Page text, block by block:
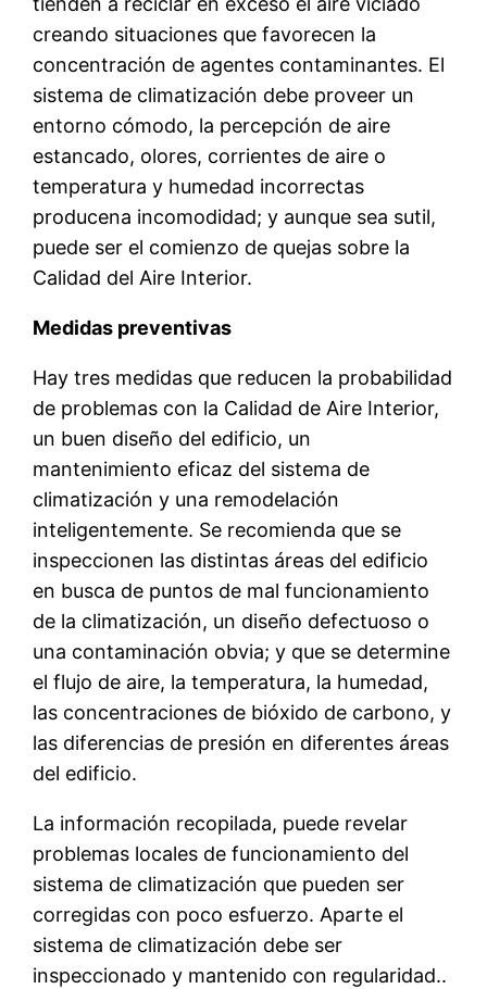
creando situaciones que favorecen la
concentración de agentes contaminantes. El
sistema de climatización debe proveer un
entorno cómodo, la percepción de aire
estancado, olores, corrientes de aire o
temperatura y humedad incorrectas
producena incomodidad; y aunque sea sutil,
puede ser el comienzo de quejas sobre la
Calidad del Aire Interior.
Medidas preventivas
Hay tres medidas que reducen la probabilidad
de problemas con la Calidad de Aire Interior,
un buen diseño del edificio, un
mantenimiento eficaz del sistema de
climatización y una remodelación
inteligentemente. Se recomienda que se
inspeccionen las distintas áreas del edificio
en busca de puntos de mal funcionamiento
de la climatización, un diseño defectuoso o
una contaminación obvia; y que se determine
el flujo de aire, la temperatura, la humedad,
las concentraciones de bióxido de carbono, y
las diferencias de presión en diferentes áreas
del edificio.
La información recopilada, puede revelar
problemas locales de funcionamiento del
sistema de climatización que pueden ser
corregidas con poco esfuerzo. Aparte el
sistema de climatización debe ser
inspeccionado y mantenido con regularidad..